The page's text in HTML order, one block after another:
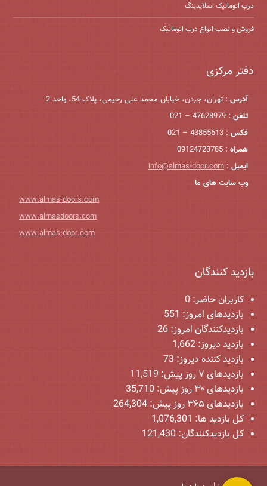
درب اتوماتیک اسلایدینگ
فروش و نصب انواع درب اتوماتیک
دفتر مرکزی
آدرس : تهران، جردن، خیابان محمد علی رحیمی، پلاک 54، واحد 2
تلفن : 47628979 – 021
فکس : 43855613 – 021
همراه : 09124723785
ایمیل :
info@almas-door.com
وب سایت های ما
www.almas-doors.com
www.almasdoors.com
www.almas-door.com
بازدید کنندگان
کاربران حاضر: 0
بازدیدهای امروز: 551
بازدیدکنندگان امروز:26
بازدید دیروز:1,662
بازدید کننده دیروز: 73
بازدیدهای ۷ روز پیش:
11,519
بازدیدهای ۳۰ روز پیش:
35,710
بازدیدهای ۳۶۵ روز پیش:
264,304
کل بازدید ها: 1,076,301
کل بازدیدکنند‌گان: 121,430